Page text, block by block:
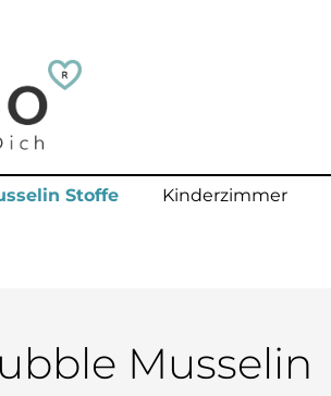
Stoffe
Kinderzimmer
Musselin